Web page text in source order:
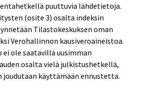
puuttuvia lähdetietoja.
(osite 3) osalta indeksin
Tilastokeskuksen oman
Verohallinnon kausiveroaineistoa.
ei ole saatavilla uusimman
osalta vielä julkistushetkellä,
joudutaan käyttämään ennustetta.